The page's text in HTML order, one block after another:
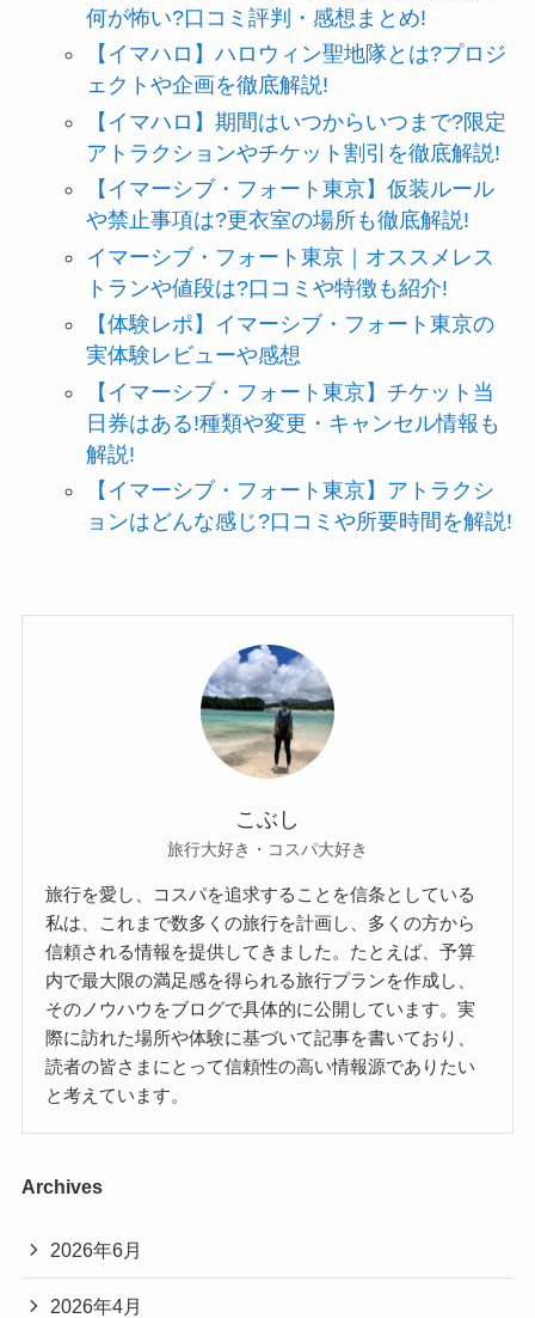
何が怖い?口コミ評判・感想まとめ!
【イマハロ】ハロウィン聖地隊とは?プロジ
ェクトや企画を徹底解説!
【イマハロ】期間はいつからいつまで?限定
アトラクションやチケット割引を徹底解説!
【イマーシブ・フォート東京】仮装ルール
や禁止事項は?更衣室の場所も徹底解説!
イマーシブ・フォート東京｜オススメレス
トランや値段は?口コミや特徴も紹介!
【体験レポ】イマーシブ・フォート東京の
実体験レビューや感想
【イマーシブ・フォート東京】チケット当
日券はある!種類や変更・キャンセル情報も
解説!
【イマーシブ・フォート東京】アトラクシ
ョンはどんな感じ?口コミや所要時間を解説!
こぶし
旅行大好き・コスパ大好き
旅行を愛し、コスパを追求することを信条としている
私は、これまで数多くの旅行を計画し、多くの方から
信頼される情報を提供してきました。たとえば、予算
内で最大限の満足感を得られる旅行プランを作成し、
そのノウハウをブログで具体的に公開しています。実
際に訪れた場所や体験に基づいて記事を書いており、
読者の皆さまにとって信頼性の高い情報源でありたい
と考えています。
Archives
2026年6月
2026年4月